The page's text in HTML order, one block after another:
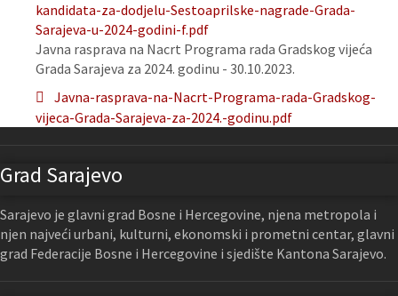
kandidata-za-dodjelu-Sestoaprilske-nagrade-Grada-
Sarajeva-u-2024-godini-f.pdf
Javna rasprava na Nacrt Programa rada Gradskog vijeća
Grada Sarajeva za 2024. godinu - 30.10.2023.
Javna-rasprava-na-Nacrt-Programa-rada-Gradskog-
vijeca-Grada-Sarajeva-za-2024.-godinu.pdf
Grad Sarajevo
Sarajevo je glavni grad Bosne i Hercegovine, njena metropola i
njen najveći urbani, kulturni, ekonomski i prometni centar, glavni
grad Federacije Bosne i Hercegovine i sjedište Kantona Sarajevo.